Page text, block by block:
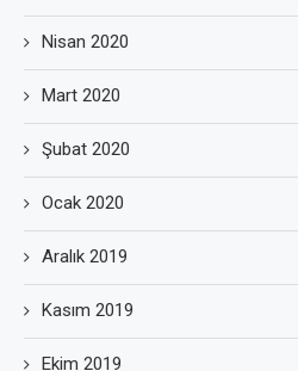
Nisan 2020
Mart 2020
Şubat 2020
Ocak 2020
Aralık 2019
Kasım 2019
Ekim 2019